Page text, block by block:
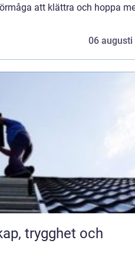
att klättra och hoppa
06 augusti